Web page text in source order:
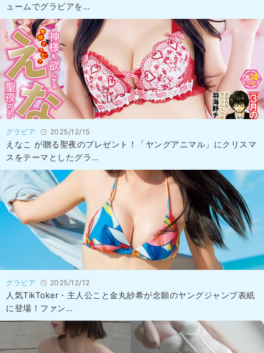
ュームでグラビアを…
グラビア 2025/12/15
えなこ が贈る聖夜のプレゼント！「ヤングアニマル」にクリスマ
スをテーマとしたグラ…
グラビア 2025/12/12
人気TikToker・主人公こと金丸紗希が念願のヤングジャンプ表紙
に登場！ファン…